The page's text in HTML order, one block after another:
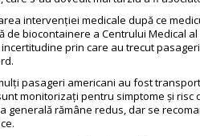
intervenției medicale după ce
biocontainere a Centrului Medical
prin care au trecut
pasageri americani au fost
monitorizați pentru simptome și risc
generală rămâne redus, dar se